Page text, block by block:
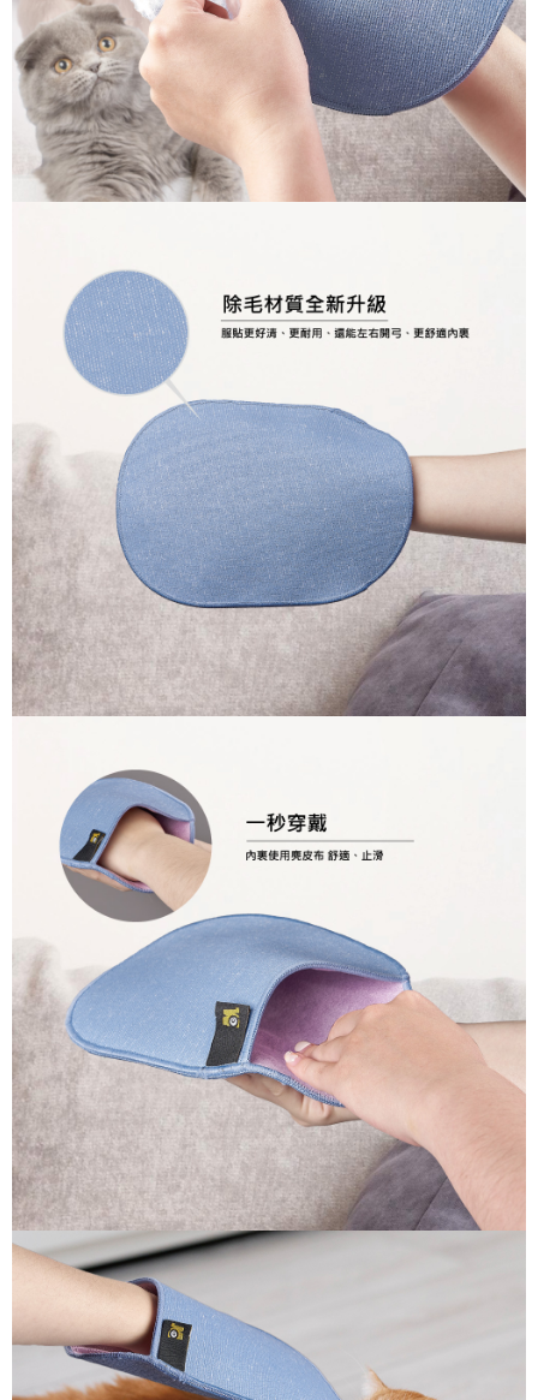
１．透過由恩沛科技股份有限公司提供之「AFTEE先享後付」服務完成之交
易，需依本服務之必要範圍內提供個人資料，並將交易相關給付款項請求債
權轉讓予恩沛科技股份有限公司。
２．關於個人資料處理事宜，請瀏覽以下網址：
https://aftee.tw/terms/#terms3
３．未成年的使用者請事先徵得法定代理人或監護人之同意方可使用
「AFTEE先享後付」，若未經同意申辦者引起之損失，本公司不負相關責
任。
４．使用「AFTEE先享後付」時，將依據個別帳號之用戶狀況，依本公司即
時審查核予不同之上限額度；若仍有額度不足之情形，本公司將視審查結果
恩沛科技股份有限公司將有權停止該用戶之使用額度並採取法律行動。
黑貓貨到付款
每筆NT$150，滿NT$1,000(含以上)免運費